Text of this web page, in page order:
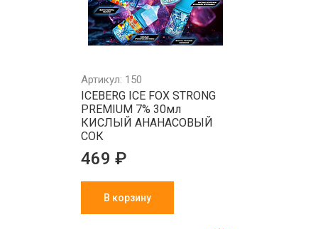
Артикул: 150
ICEBERG ICE FOX STRONG
PREMIUM 7% 30мл
КИСЛЫЙ АНАНАСОВЫЙ
СОК
469 ₽
В корзину